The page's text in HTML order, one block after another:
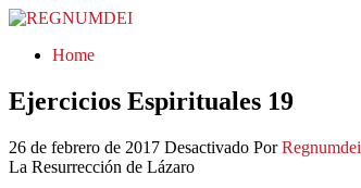
REGNUMDEI
Home
Ejercicios Espirituales 19
26 de febrero de 2017 Desactivado Por Regnumdei
La Resurrección de Lázaro